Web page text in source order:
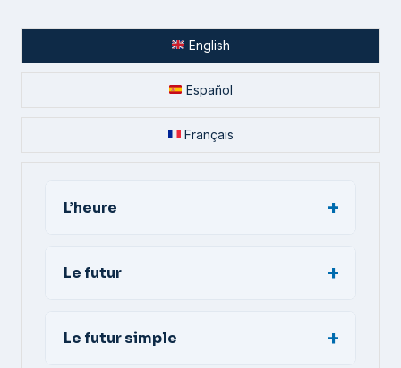
English
Español
Français
L’heure
Le futur
Le futur simple